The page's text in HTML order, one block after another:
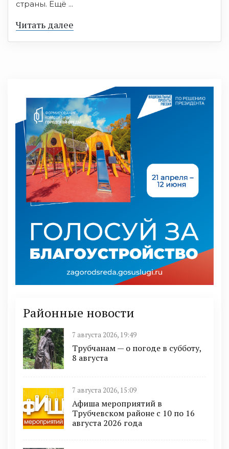
страны. Ещё ...
Читать далее
Районные новости
7 августа 2026, 19:49
Трубчанам — о погоде в субботу,
8 августа
7 августа 2026, 15:09
Афиша мероприятий в
Трубчевском районе с 10 по 16
августа 2026 года